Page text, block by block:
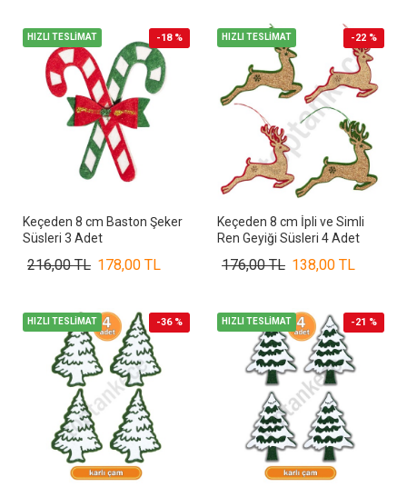
HIZLI TESLİMAT -18 %
Keçeden 8 cm Baston Şeker
Süsleri 3 Adet
178,00 TL
216,00 TL
HIZLI TESLİMAT -22 %
Keçeden 8 cm İpli ve Simli
Ren Geyiği Süsleri 4 Adet
138,00 TL
176,00 TL
HIZLI TESLİMAT -36 % HIZLI TESLİMAT -21 %